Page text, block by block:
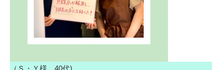
（Ｓ・Ｙ様 40代)